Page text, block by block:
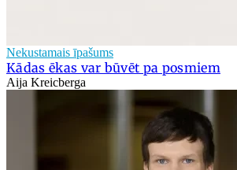
Nekustamais īpašums
Kādas ēkas var būvēt pa posmiem
Aija Kreicberga